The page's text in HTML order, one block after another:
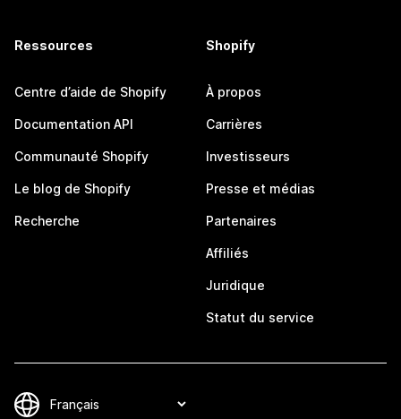
Ressources
Centre d’aide de Shopify
Documentation API
Communauté Shopify
Le blog de Shopify
Recherche
Shopify
À propos
Carrières
Investisseurs
Presse et médias
Partenaires
Affiliés
Juridique
Statut du service